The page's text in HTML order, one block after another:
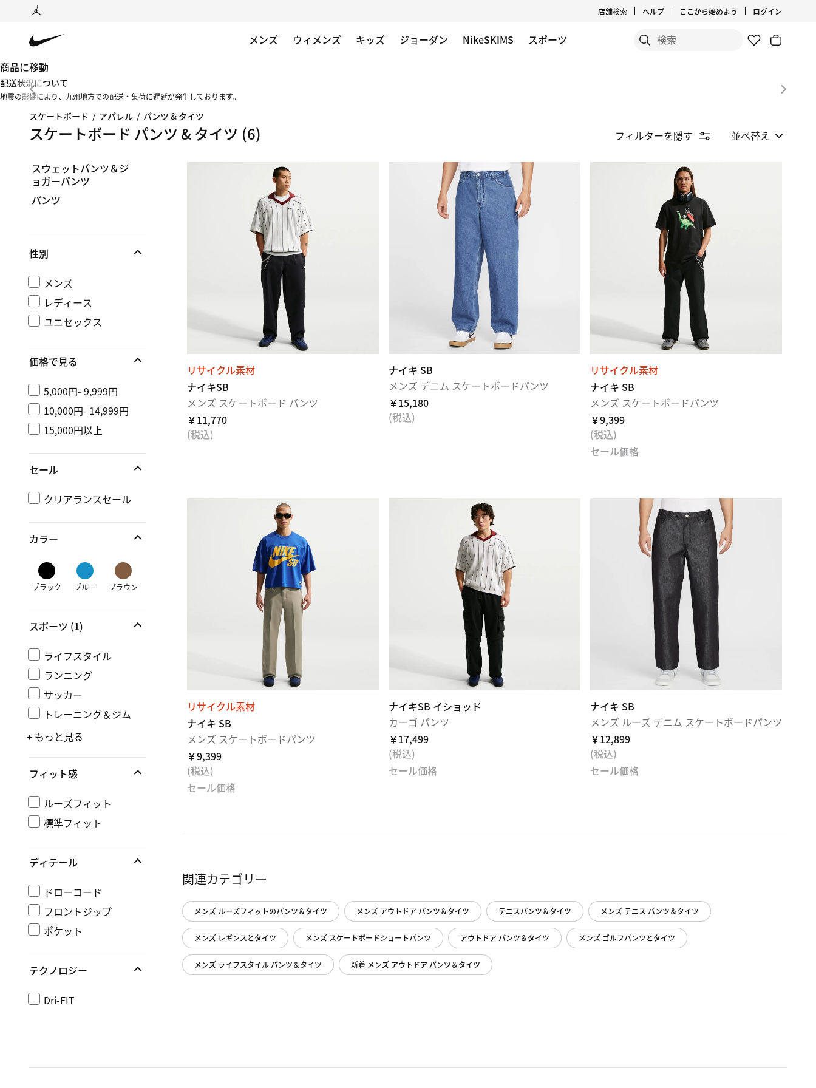
店舗検索 ヘルプ ここから始めよう ログイン
メンズ ウィメンズ キッズ ジョーダン NikeSKIMS
スポーツ
商品に移動
配送状況について
地震の影響により、九州地方での配送・集荷に遅延が発生しております。
スケートボード / アパレル / パンツ & タイツ
スケートボード パンツ & タイツ (6) フィルターを隠す 並べ替え
スウェットパンツ＆ジ
ョガーパンツ
パンツ
性別
メンズ
レディース
ユニセックス
価格で見る
5,000円- 9,999円
10,000円- 14,999円
15,000円以上
セール
クリアランスセール
カラー
ブラック ブルー ブラウン
スポーツ (1)
ライフスタイル
ランニング
サッカー
トレーニング＆ジム
+ もっと見る
フィット感
ルーズフィット
標準フィット
ディテール
ドローコード
フロントジップ
ポケット
テクノロジー
Dri-FIT
リサイクル素材
ナイキSB
メンズ スケートボード パンツ
￥11,770
(税込)
ナイキ SB
メンズ デニム スケートボードパンツ
￥15,180
(税込)
リサイクル素材
ナイキ SB
メンズ スケートボードパンツ
￥9,399
(税込)
セール価格
リサイクル素材
ナイキ SB
メンズ スケートボードパンツ
￥9,399
(税込)
セール価格
ナイキSB イショッド
カーゴ パンツ
￥17,499
(税込)
セール価格
ナイキ SB
メンズ ルーズ デニム スケートボードパンツ
￥12,899
(税込)
セール価格
関連カテゴリー
メンズ ルーズフィットのパンツ＆タイツ メンズ アウトドア パンツ＆タイツ テニスパンツ＆タイツ メンズ テニス パンツ＆タイツ
メンズ レギンスとタイツ メンズ スケートボードショートパンツ アウトドア パンツ＆タイツ メンズ ゴルフパンツとタイツ
メンズ ライフスタイル パンツ＆タイツ 新着 メンズ アウトドア パンツ＆タイツ